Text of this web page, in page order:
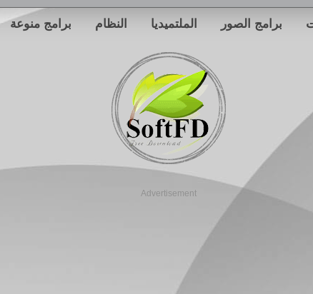
برامج الصور الملتميديا النظام برامج منوعة
Advertisement